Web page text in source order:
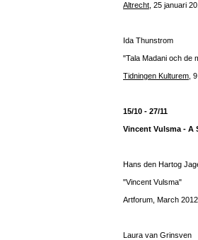
Altrecht , 25 januari
Ida Thunstrom
"Tala Madani och de
Tidningen Kulturem ,
15/10 - 27/11
Vincent Vulsma - A
Hans den Hartog
"Vincent Vulsma"
Artforum, March 2012
Laura van Grinsven